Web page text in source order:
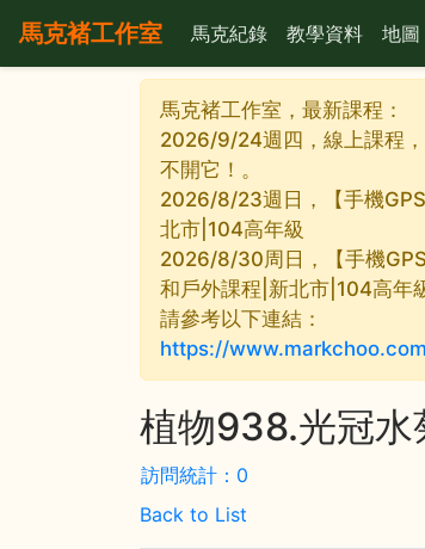
馬克褚工作室 馬克紀錄 教學資料 地圖
馬克褚工作室，最新課程：
2026/9/24週四，線上課程
不開它！。
2026/8/23週日，【手機
北市|104高年級
2026/8/30周日，【手機
和戶外課程|新北市|104高年
請參考以下連結：
https://
植物938.光冠水
訪問統計：0
Back to List